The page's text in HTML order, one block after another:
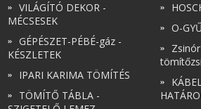
VILÁGÍTÓ DEKOR -
MÉCSESEK
GÉPÉSZET-PÉBÉ-gáz -
KÉSZLETEK
IPARI KARIMA TÖMÍTÉS
TÖMÍTŐ TÁBLA -
O-